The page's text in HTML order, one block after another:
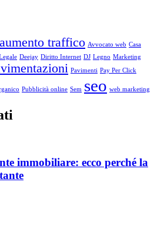
aumento traffico Avvocato web Casa
Deejay Diritto Internet DJ Legno Marketing
Pavimenti Pay Per Click
Pubblicità online Sem seo web marketing
immobiliare: ecco perché la